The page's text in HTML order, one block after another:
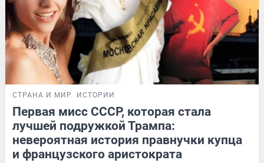
СТРАНА И МИР ИСТОРИИ
Первая мисс СССР, которая стала
лучшей подружкой Трампа:
невероятная история правнучки купца
и французского аристократа